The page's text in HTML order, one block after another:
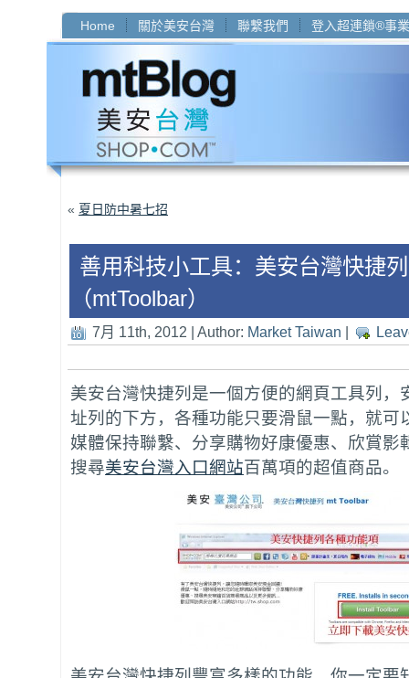
Home 關於美安台灣 聯繫我們 登入超連鎖®事業
« 夏日防中暑七招
善用科技小工具：美安台灣快捷列
（mtToolbar）
7月 11th, 2012 | Author: Market Taiwan
美安台灣快捷列是一個方便的網頁工具列，
址列的下方，各種功能只要滑鼠一點，就可
媒體保持聯繫、分享購物好康優惠、欣賞影
搜尋美安台灣入口網站百萬項的超值商品。